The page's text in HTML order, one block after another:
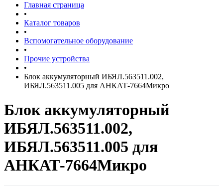
Главная страница
•
Каталог товаров
•
Вспомогательное оборудование
•
Прочие устройства
•
Блок аккумуляторный ИБЯЛ.563511.002,
ИБЯЛ.563511.005 для АНКАТ-7664Микро
Блок аккумуляторный
ИБЯЛ.563511.002,
ИБЯЛ.563511.005 для
АНКАТ-7664Микро